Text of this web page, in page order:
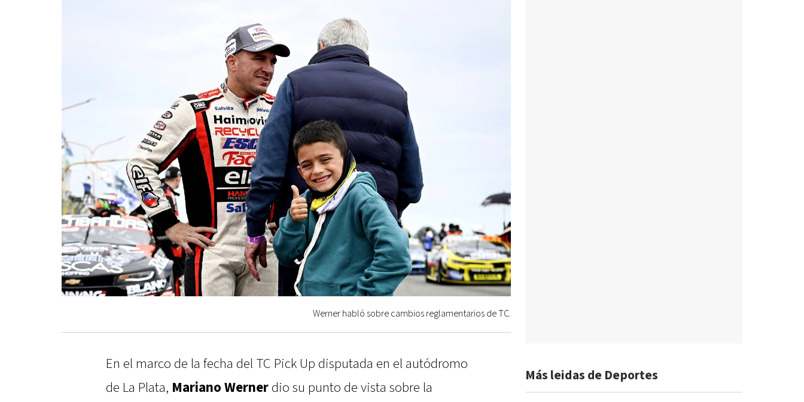
Werner habló sobre cambios reglamentarios de TC.
En el marco de la fecha del TC Pick Up disputada en el autódromo
de La Plata, Mariano Wernerdio su punto de vista sobre la
Más leidas de Deportes